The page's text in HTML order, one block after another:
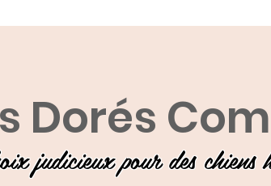
Dorés
judicieux pour des chiens